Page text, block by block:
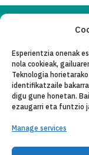
Esperientzia onenak
nola cookieak,
Teknologia
identifikatzaile
digu gune honetan.
ezaugarri eta funtzio
Manage services